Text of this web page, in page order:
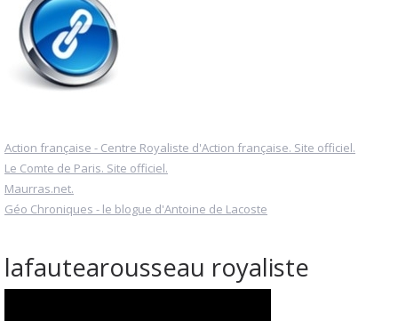
Action française - Centre Royaliste d'Action française. Site officiel.
Le Comte de Paris. Site officiel.
Maurras.net.
Géo Chroniques - le blogue d'Antoine de Lacoste
lafautearousseau royaliste